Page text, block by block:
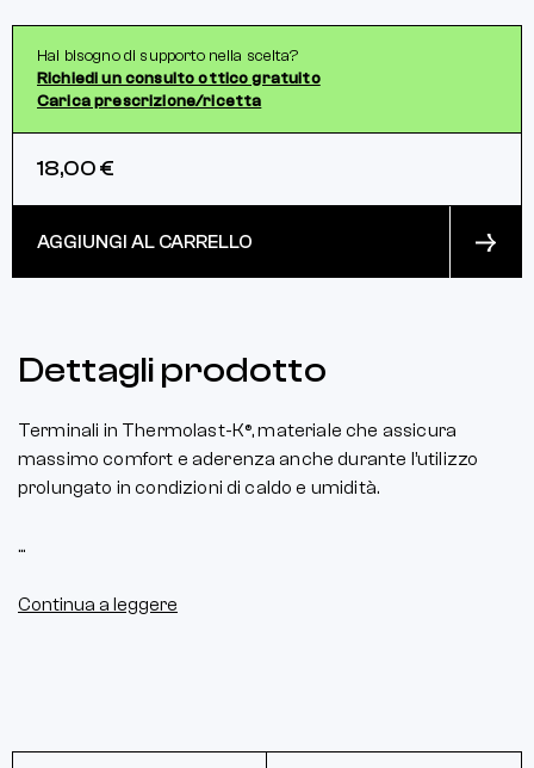
Hai bisogno di supporto nella scelta?
Richiedi un consulto ottico gratuito
Carica prescrizione/ricetta
18,00 €
AGGIUNGI AL CARRELLO
Dettagli prodotto
Terminali in Thermolast-K®, materiale che assicura
massimo comfort e aderenza anche durante l’utilizzo
prolungato in condizioni di caldo e umidità.
...
Continua a leggere